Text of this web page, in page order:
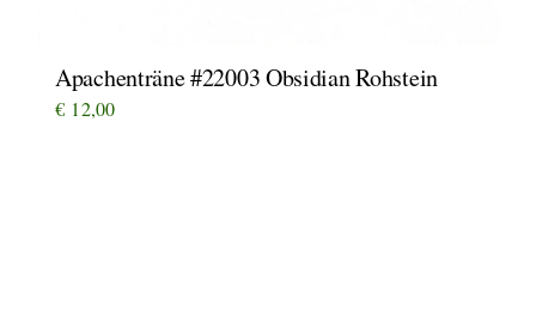
Apachenträne #22003 Obsidian Rohstein
€ 12,00